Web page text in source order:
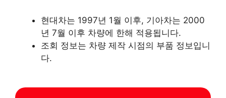
현대차는 1997년 1월 이후, 기아차는 2000
년 7월 이후 차량에 한해 적용됩니다.
조회 정보는 차량 제작 시점의 부품 정보입니
다.​